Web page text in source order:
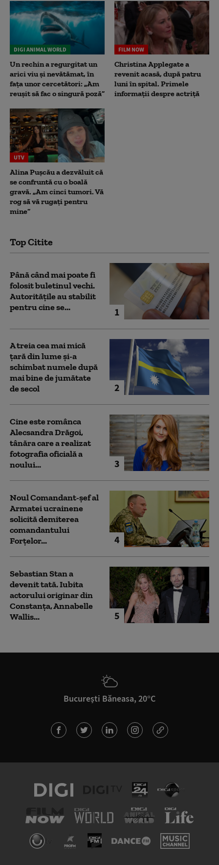
DIGI ANIMAL WORLD
Un rechin a regurgitat un
arici viu și nevătămat, în
fața unor cercetători: „Am
reușit să fac o singură poză”
FILM NOW
Christina Applegate a
revenit acasă, după patru
luni în spital. Primele
informații despre actriță
UTV
Alina Pușcău a dezvăluit că
se confruntă cu o boală
gravă. „Am cinci tumori. Vă
rog să vă rugați pentru
mine”
Top Citite
1
Până când mai poate fi
folosit buletinul vechi.
Autoritățile au stabilit
pentru cine se...
2
A treia cea mai mică
țară din lume și-a
schimbat numele după
mai bine de jumătate
de secol
3
Cine este românca
Alecsandra Drăgoi,
tânăra care a realizat
fotografia oficială a
noului...
4
Noul Comandant-șef al
Armatei ucrainene
solicită demiterea
comandantului
Forțelor...
5
Sebastian Stan a
devenit tată. Iubita
actorului originar din
Constanța, Annabelle
Wallis...
București Băneasa, 20°C